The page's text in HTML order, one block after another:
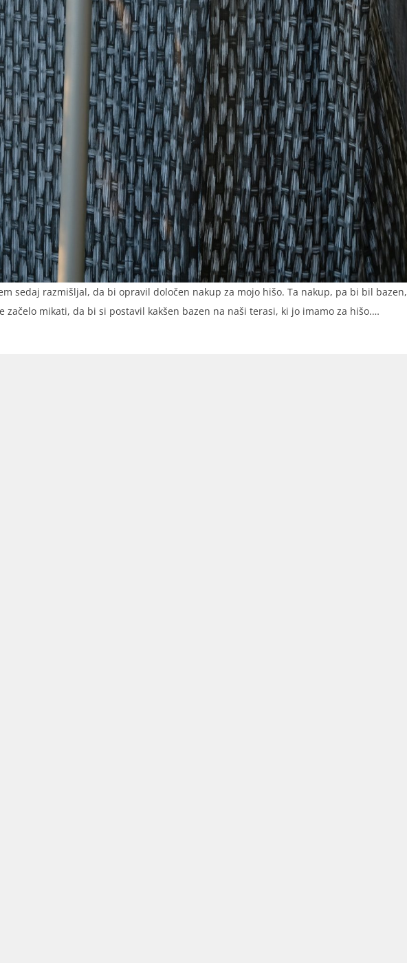
sedaj razmišljal, da bi opravil določen nakup za mojo hišo. Ta nakup, pa bi bil bazen,
začelo mikati, da bi si postavil kakšen bazen na naši terasi, ki jo imamo za hišo.…